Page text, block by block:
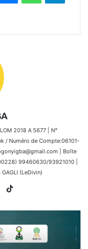
2018 A 5677 | N°
/ Numéro de Compte:06101-
| Boîte
99460630/93921010 |
(LeDivin)
Instagram